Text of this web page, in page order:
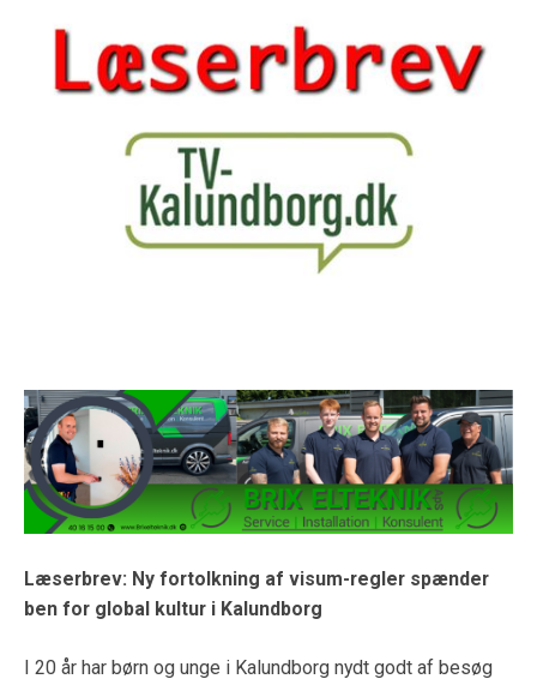
Læserbrev: Ny fortolkning af visum-regler spænder
ben for global kultur i Kalundborg
I 20 år har børn og unge i Kalundborg nydt godt af besøg